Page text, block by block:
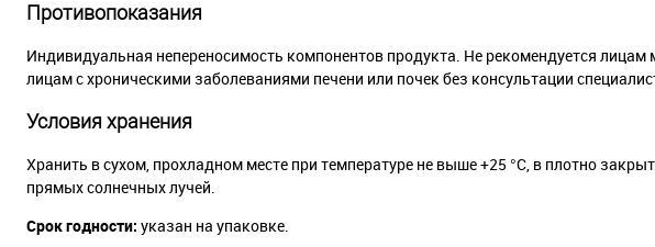
Противопоказания
Индивидуальная непереносимость компонентов продукта. Не рекомендуется
лицам с хроническими заболеваниями печени или почек без консультации
Условия хранения
Хранить в сухом, прохладном месте при температуре не выше +25 °С, в плотно
прямых солнечных лучей.
Срок годности: указан на упаковке.